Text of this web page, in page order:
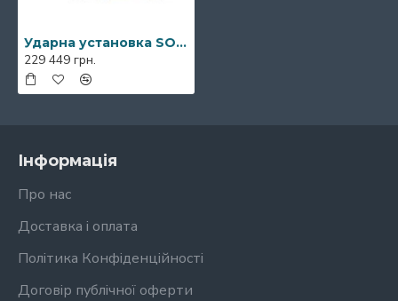
Ударна установка SONOR Prolite Snow Tiger Stage Shell Set WM
229 449 грн.
Інформація
Про нас
Доставка і оплата
Політика Конфіденційності
Договір публічної оферти